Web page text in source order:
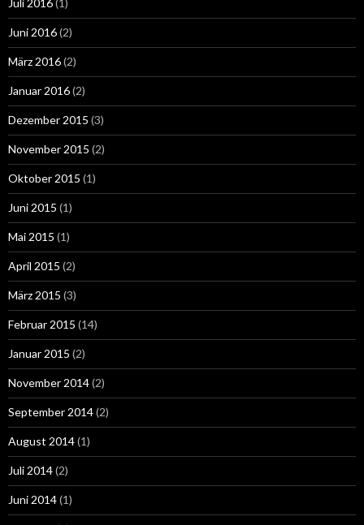
Juli 2016(1)
Juni 2016(2)
März 2016(2)
Januar 2016(2)
Dezember 2015 (3)
November 2015 (2)
Oktober 2015 (1)
Juni 2015 (1)
Mai 2015 (1)
April 2015 (2)
März 2015 (3)
Februar 2015 (14)
Januar 2015 (2)
November 2014(2)
September 2014(2)
August 2014(1)
Juli 2014(2)
Juni 2014(1)